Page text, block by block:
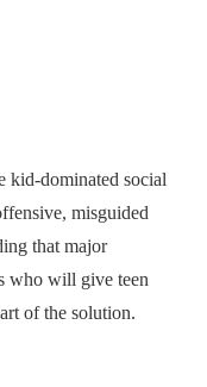
kid-dominated social
misguided
that major
who will give teen
of the solution.